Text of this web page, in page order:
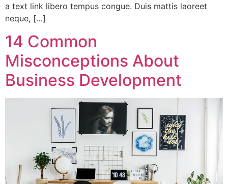
a text link libero tempus congue. Duis mattis laoreet
neque, […]
14 Common
Misconceptions About
Business Development